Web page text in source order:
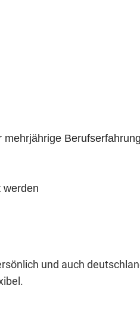
Berufserfahrung
werden
und auch